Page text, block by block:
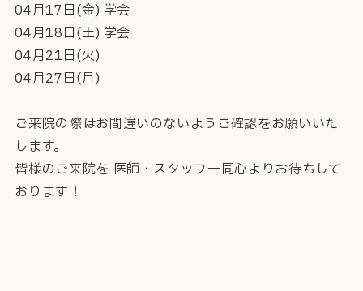
04月17日(金) 学会
04月18日(土) 学会
04月21日(火)
04月27日(月)
ご来院の際はお間違いのないようご確認をお願いいた
します。
皆様のご来院を 医師・スタッフ一同心よりお待ちして
おります！